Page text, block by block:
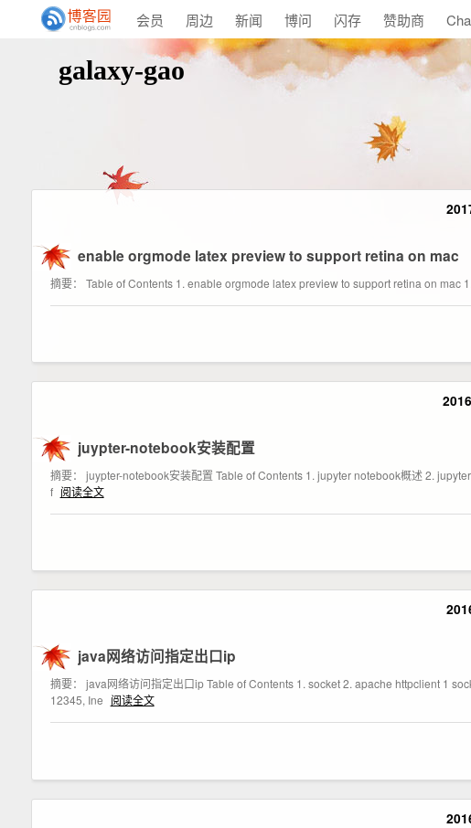
会员 周边 新闻 博问 闪存 赞助商
galaxy-gao
enable orgmode latex preview to support retina on mac
摘要： Table of Contents 1. enable orgmode latex preview to support retina on mac
juypter-notebook安装配置
摘要： juypter-notebook安装配置 Table of Contents 1. jupyter notebook概述 2.
f 阅读全文
java网络访问指定出口ip
摘要： java网络访问指定出口ip Table of Contents 1. socket 2. apache httpclient 1
12345, Ine 阅读全文